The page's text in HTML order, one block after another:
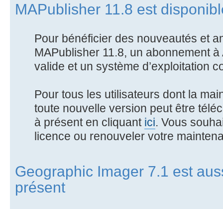
MAPublisher 11.8 est
Pour bénéficier des nouveautés et
MAPublisher 11.8, un abonnement
valide et un système d’exploitation
Pour tous les utilisateurs dont la
toute nouvelle version peut être
à présent en cliquant ici. Vous
licence ou renouveler votre
Geographic Imager 7.1 est
présent